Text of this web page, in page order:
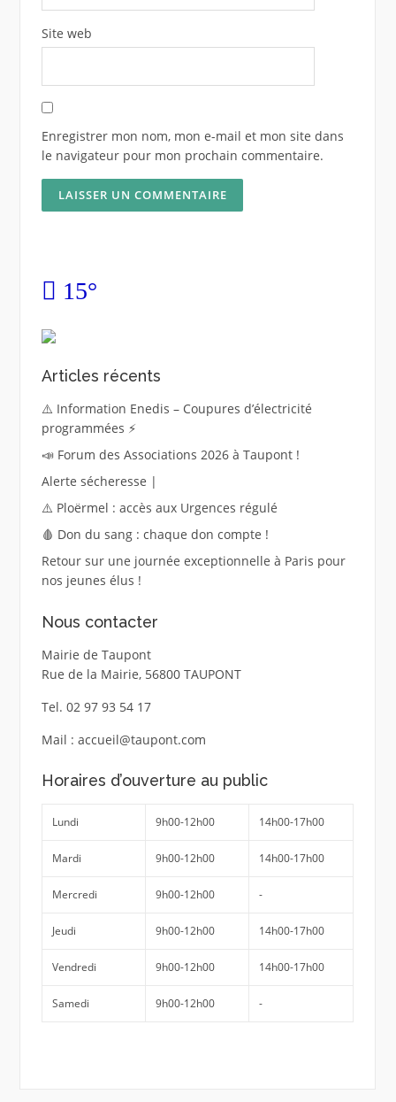
Site web
Enregistrer mon nom, mon e-mail et mon site dans
le navigateur pour mon prochain commentaire.
15°
Articles récents
⚠️ Information Enedis – Coupures d’électricité
programmées ⚡
📣 Forum des Associations 2026 à Taupont !
Alerte sécheresse |
⚠️ Ploërmel : accès aux Urgences régulé
🩸 Don du sang : chaque don compte !
Retour sur une journée exceptionnelle à Paris pour
nos jeunes élus !
Nous contacter
Mairie de Taupont
Rue de la Mairie, 56800 TAUPONT
Tel. 02 97 93 54 17
Mail : accueil@taupont.com
Horaires d’ouverture au public
Lundi 9h00-12h00 14h00-17h00
Mardi 9h00-12h00 14h00-17h00
Mercredi 9h00-12h00 -
Jeudi 9h00-12h00 14h00-17h00
Vendredi 9h00-12h00 14h00-17h00
Samedi 9h00-12h00 -